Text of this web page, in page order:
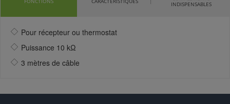
INDISPENSABLES
Pour récepteur ou thermostat
Puissance 10 kΩ
3 mètres de câble